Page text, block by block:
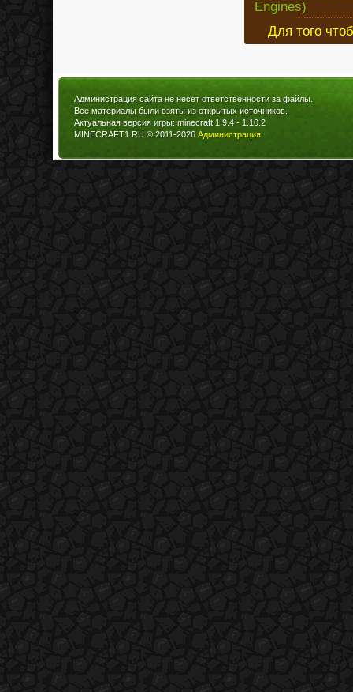
Engines)
Для того
Администрация сайта не несёт ответственности за файлы.
Все материалы были взяты из открытых источников.
Актуальная версия игры: minecraft 1.9.4 - 1.10.2
MINECRAFT1.RU © 2011-2026 Администрация